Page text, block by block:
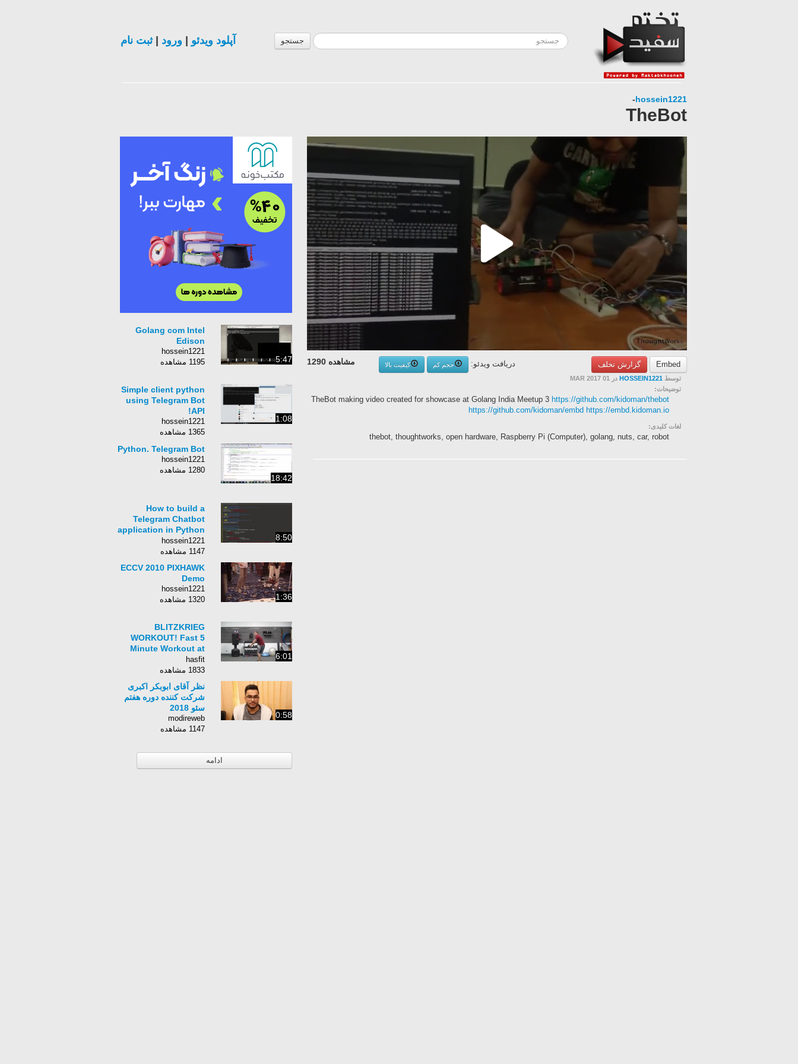
جستجو آپلود ویدئو ورود |ثبت نام
hossein1221
-
TheBot
Embed گزارش تخلف مشاهده 1290 دریافت ویدئو: حجم کم
کیفیت بالا
توسط HOSSEIN1221 در 01 MAR 2017
توضیحات:
TheBot making video created for showcase at Golang India Meetup 3 https://github.com/kidoman/thebot
https://github.com/kidoman/embd https://embd.kidoman.io
لغات کلیدی:
thebot, thoughtworks, open hardware, Raspberry Pi (Computer), golang, nuts, car, robot
5:47
Golang com Intel
Edison
hossein1221
1195 مشاهده
1:08
Simple client python
using Telegram Bot
API!
hossein1221
1365 مشاهده
18:42
Python. Telegram Bot
hossein1221
1280 مشاهده
8:50
How to build a
Telegram Chatbot
application in Python
(updated)
hossein1221
1147 مشاهده
1:36
ECCV 2010 PIXHAWK
Demo
hossein1221
1320 مشاهده
6:01
BLITZKRIEG
WORKOUT! Fast 5
Minute Workout at
Home! 5 Minute
Cardio Workout |
Freddie of HASfit
hasfit
1833 مشاهده
0:58
نظر آقای ابوبکر اکبری
شرکت کننده دوره هفتم
سئو 2018
modireweb
1147 مشاهده
ادامه